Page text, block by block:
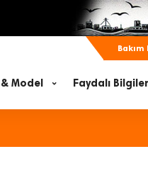
Model Faydalı Bilgiler